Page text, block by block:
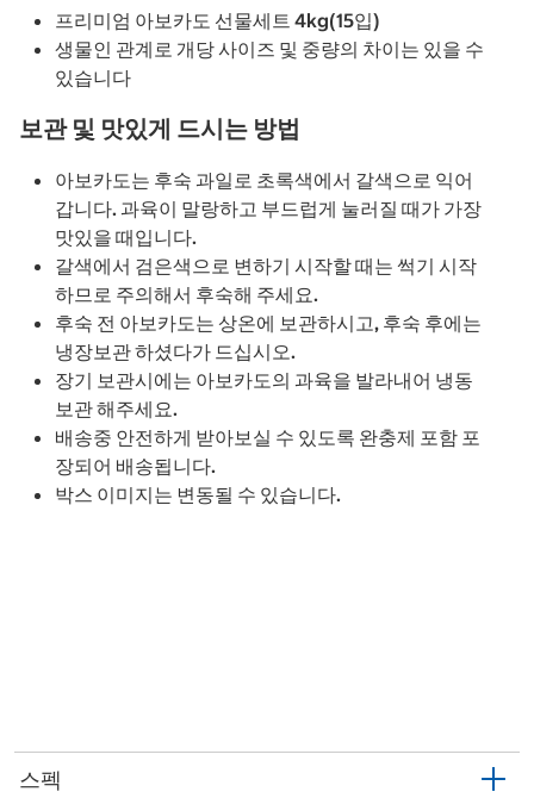
프리미엄 아보카도 선물세트 4kg(15입)
생물인 관계로 개당 사이즈 및 중량의 차이는 있을 수
있습니다
보관 및 맛있게 드시는 방법
아보카도는 후숙 과일로 초록색에서 갈색으로 익어
갑니다. 과육이 말랑하고 부드럽게 눌러질 때가 가장
맛있을 때입니다.
갈색에서 검은색으로 변하기 시작할 때는 썩기 시작
하므로 주의해서 후숙해 주세요.
후숙 전 아보카도는 상온에 보관하시고, 후숙 후에는
냉장보관 하셨다가 드십시오.
장기 보관시에는 아보카도의 과육을 발라내어 냉동
보관 해주세요.
배송중 안전하게 받아보실 수 있도록 완충제 포함 포
장되어 배송됩니다.
박스 이미지는 변동될 수 있습니다.
스펙